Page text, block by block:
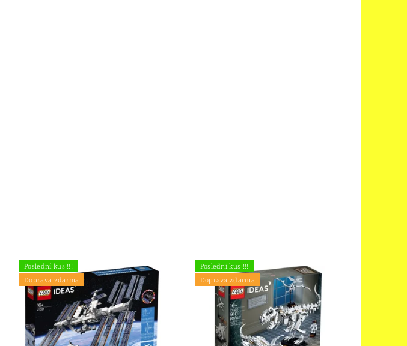
Poslední kus !!!
Doprava zdarma
Poslední kus !!!
Doprava zdarma